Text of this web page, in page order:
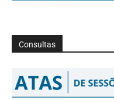
Consultas